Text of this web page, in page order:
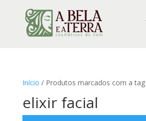
Início / Produtos marcados com a tag
elixir facial